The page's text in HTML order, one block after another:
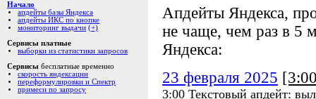
Начало
апдейты базы Яндекса
апдейты ИКС по кнопке
мониторинг выдачи (+)
Сервисы платные
выборки из статистики запросов
Сервисы бесплатные временно
скорость яндексации
переформулировки и Спектр
примеси по запросу
Апдейты Яндекса,
не чаще, чем раз в 5
Яндекса:
23 февраля 2025
3:00 Текстовый апдейт: